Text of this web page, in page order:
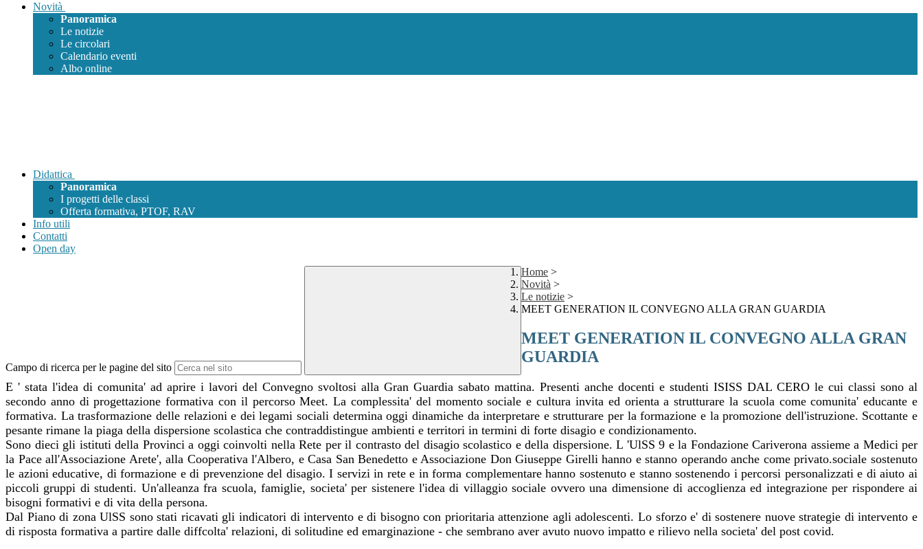
Novità
Panoramica
Le notizie
Le circolari
Calendario eventi
Albo online
Didattica
Panoramica
I progetti delle classi
Offerta formativa, PTOF, RAV
Info utili
Contatti
Open day
Campo di ricerca per le pagine del sito
Home >
Novità >
Le notizie >
MEET GENERATION IL CONVEGNO ALLA GRAN GUARDIA
MEET GENERATION IL CONVEGNO ALLA GRAN
GUARDIA
E ' stata l'idea di comunita' ad aprire i lavori del Convegno svoltosi alla Gran Guardia sabato mattina. Presenti anche docenti e studenti ISISS DAL CERO le cui classi sono al
secondo anno di progettazione formativa con il percorso Meet. La complessita' del momento sociale e cultura invita ed orienta a strutturare la scuola come comunita' educante e
formativa. La trasformazione delle relazioni e dei legami sociali determina oggi dinamiche da interpretare e strutturare per la formazione e la promozione dell'istruzione. Scottante e
pesante rimane la piaga della dispersione scolastica che contraddistingue ambienti e territori in termini di forte disagio e condizionamento.
Sono dieci gli istituti della Provinci a oggi coinvolti nella Rete per il contrasto del disagio scolastico e della dispersione. L 'UlSS 9 e la Fondazione Cariverona assieme a Medici per
la Pace all'Associazione Arete', alla Cooperativa l'Albero, e Casa San Benedetto e Associazione Don Giuseppe Girelli hanno e stanno operando anche come privato.sociale sostenuto
le azioni educative, di formazione e di prevenzione del disagio. I servizi in rete e in forma complementare hanno sostenuto e stanno sostenendo i percorsi personalizzati e di aiuto ai
piccoli gruppi di studenti. Un'alleanza fra scuola, famiglie, societa' per sistenere l'idea di villaggio sociale ovvero una dimensione di accoglienza ed integrazione per rispondere ai
bisogni formativi e di vita della persona.
Dal Piano di zona UlSS sono stati ricavati gli indicatori di intervento e di bisogno con prioritaria attenzione agli adolescenti. Lo sforzo e' di sostenere nuove strategie di intervento e
di risposta formativa a partire dalle diffcolta' relazioni, di solitudine ed emarginazione - che sembrano aver avuto nuovo impatto e rilievo nella societa' del post covid.